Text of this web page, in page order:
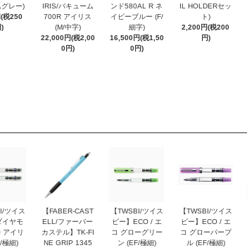
グレー)
税250
)
IRIS/バキューム
700R アイリス
(M/中字)
22,000円(税2,00
0円)
ンド580AL R ネ
イビーブルー (F/
細字)
16,500円(税1,50
0円)
IL HOLDERセッ
ト)
2,200円(税200
円)
ツイス
イヤモ
アイリ
極細)
【FABER-CAST
ELL/ファーバー
カステル】TK-FI
NE GRIP 1345
【TWSBI/ツイス
ビー】ECO / エ
コ グローグリー
ン (EF/極細)
【TWSBI/ツイス
ビー】ECO / エ
コ グローパープ
ル (EF/極細)